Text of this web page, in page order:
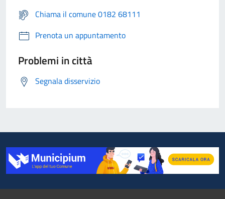
Chiama il comune 0182 68111
Prenota un appuntamento
Problemi in città
Segnala disservizio